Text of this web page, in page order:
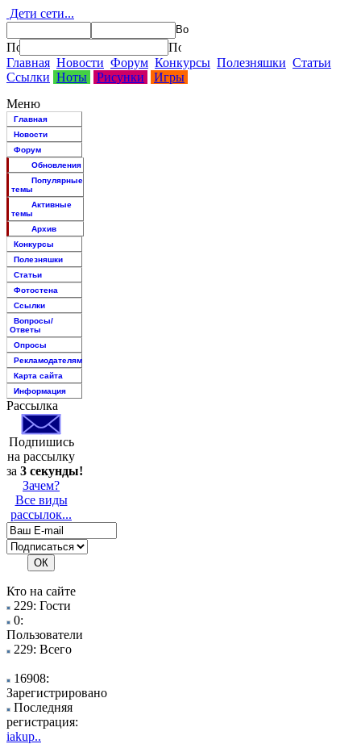
Дети сети...
Главная Новости Форум Конкурсы Полезняшки Статьи
Ссылки Ноты Рисунки
Игры
Меню
Главная
Новости
Форум
Обновления
Популярные
темы
Активные
темы
Архив
Конкурсы
Полезняшки
Статьи
Фотостена
Ссылки
Вопросы/
Ответы
Опросы
Рекламодателям
Карта сайта
Информация
Рассылка
Подпишись
на рассылку
за 3 секунды!
Зачем?
Все виды
рассылок...
Кто на сайте
229: Гости
0:
Пользователи
229: Всего
16908:
Зарегистрировано
Последняя
регистрация:
iakup..